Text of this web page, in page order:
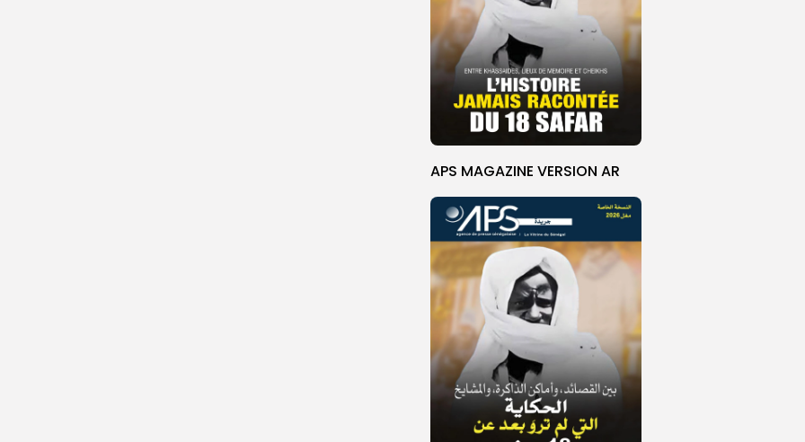
APS MAGAZINE VERSION AR